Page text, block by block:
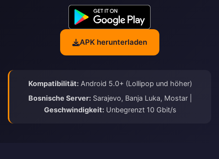
APK herunterladen
Kompatibilität: Android 5.0+ (Lollipop und höher)
Bosnische Server: Sarajevo, Banja Luka, Mostar |
Geschwindigkeit: Unbegrenzt 10 Gbit/s